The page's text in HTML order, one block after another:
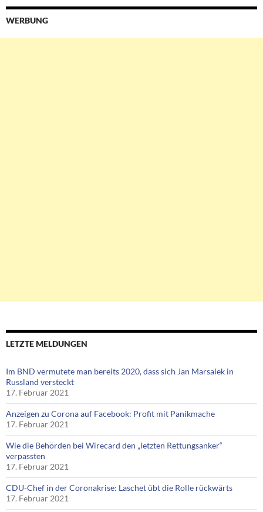
WERBUNG
LETZTE MELDUNGEN
Im BND vermutete man bereits 2020, dass sich Jan Marsalek in
Russland versteckt
17. Februar 2021
Anzeigen zu Corona auf Facebook: Profit mit Panikmache
17. Februar 2021
Wie die Behörden bei Wirecard den „letzten Rettungsanker“
verpassten
17. Februar 2021
CDU-Chef in der Coronakrise: Laschet übt die Rolle rückwärts
17. Februar 2021